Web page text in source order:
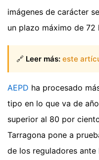
imágenes de carácter
un plazo máximo de 72
🔗 Leer más: este
AEPD ha procesado
tipo en lo que va de
superior al 80 por
Tarragona pone a
de los reguladores